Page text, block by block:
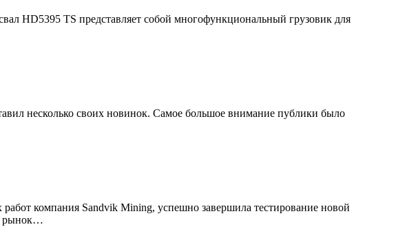
HD5395 TS представляет собой многофункциональный грузовик для
несколько своих новинок. Самое большое внимание публики было
компания Sandvik Mining, успешно завершила тестирование новой
рынок…